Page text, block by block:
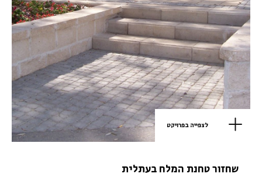
לצפייה בפרויקט
שחזור טחנת המלח בעתלית